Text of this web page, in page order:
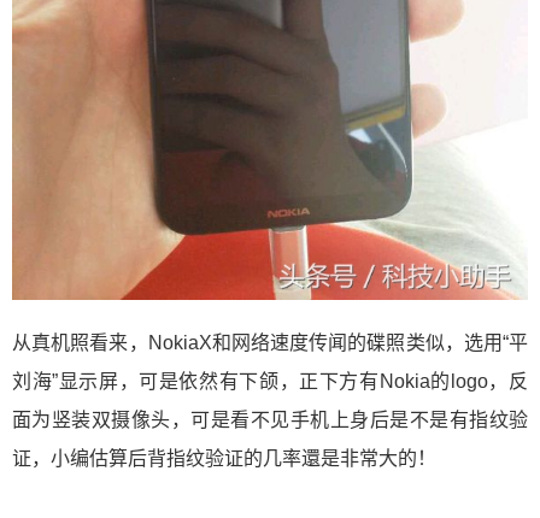
从真机照看来，NokiaX和网络速度传闻的碟照类似，选用“平
刘海”显示屏，可是依然有下颌，正下方有Nokia的logo，反
面为竖装双摄像头，可是看不见手机上身后是不是有指纹验
证，小编估算后背指纹验证的几率還是非常大的！